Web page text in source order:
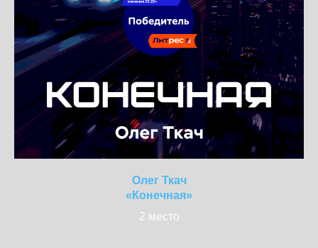
Олег Ткач
«Конечная»
2 место